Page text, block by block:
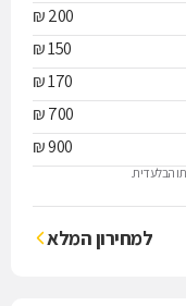
200 ₪
150 ₪
170 ₪
700 ₪
900 ₪
הבלעדית.
למחירון המלא